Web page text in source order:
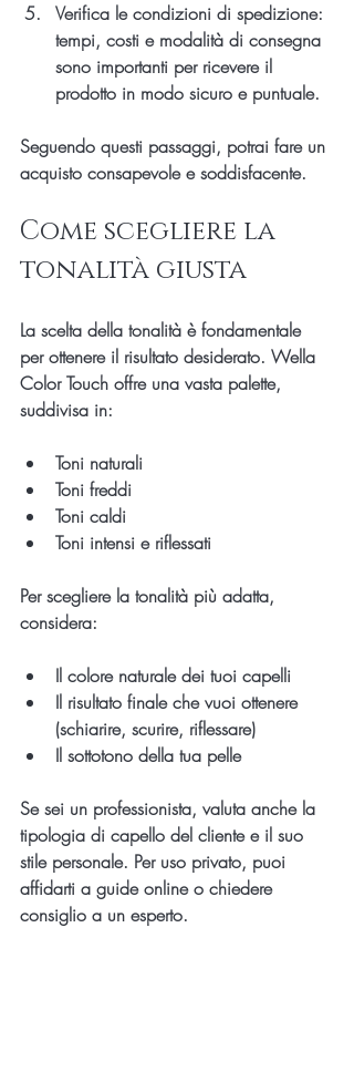
Verifica le condizioni di spedizione:
tempi, costi e modalità di consegna
sono importanti per ricevere il
prodotto in modo sicuro e puntuale.
Seguendo questi passaggi, potrai fare un
acquisto consapevole e soddisfacente.
Come scegliere la
tonalità giusta
La scelta della tonalità è fondamentale
per ottenere il risultato desiderato. Wella
Color Touch offre una vasta palette,
suddivisa in:
Toni naturali
Toni freddi
Toni caldi
Toni intensi e riflessati
Per scegliere la tonalità più adatta,
considera:
Il colore naturale dei tuoi capelli
Il risultato finale che vuoi ottenere
(schiarire, scurire, riflessare)
Il sottotono della tua pelle
Se sei un professionista, valuta anche la
tipologia di capello del cliente e il suo
stile personale. Per uso privato, puoi
affidarti a guide online o chiedere
consiglio a un esperto.